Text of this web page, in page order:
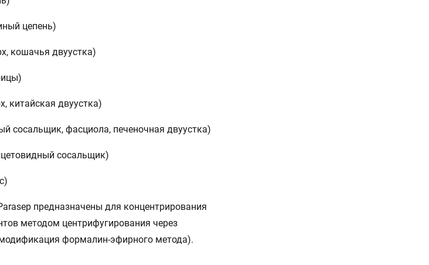
цепень)
кошачья двуустка)
китайская двуустка)
сосальщик, фасциола, печеночная двуустка)
сосальщик)
предназначены для концентрирования
методом центрифугирования через
формалин-эфирного метода).